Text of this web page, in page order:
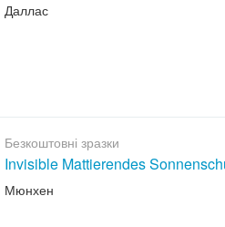
Даллас
Безкоштовні зразки
Invisible Mattierendes
Мюнхен